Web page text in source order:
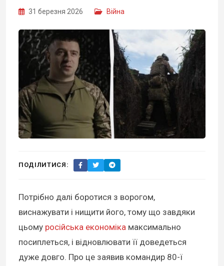
31 березня 2026 Війна
ПОДІЛИТИСЯ:
Потрібно далі боротися з ворогом,
виснажувати і нищити його, тому що завдяки
цьому російська економіка максимально
посиплеться, і відновлювати її доведеться
дуже довго. Про це заявив командир 80-ї